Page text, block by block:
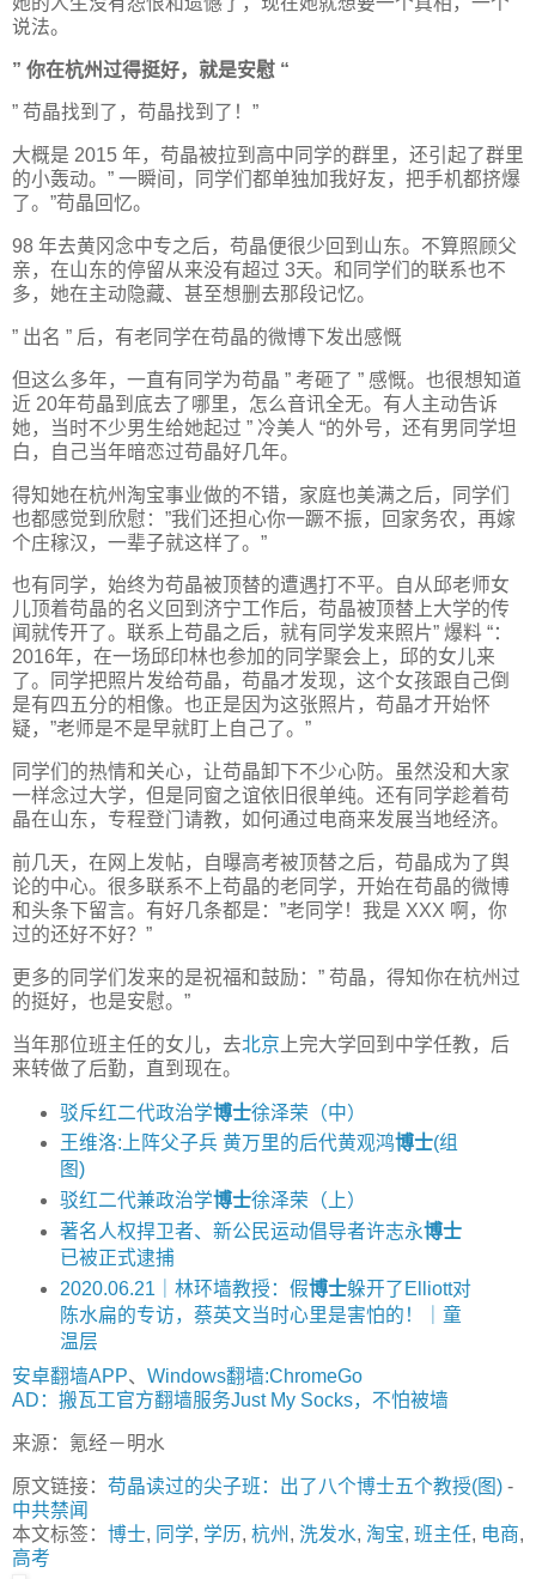
说法。
” 你在杭州过得挺好，就是安慰 “
” 苟晶找到了，苟晶找到了！”
大概是 2015 年，苟晶被拉到高中同学的群里，还引起了群里
的小轰动。” 一瞬间，同学们都单独加我好友，把手机都挤爆
了。”苟晶回忆。
98 年去黄冈念中专之后，苟晶便很少回到山东。不算照顾父
亲，在山东的停留从来没有超过 3天。和同学们的联系也不
多，她在主动隐藏、甚至想删去那段记忆。
” 出名 ” 后，有老同学在苟晶的微博下发出感慨
但这么多年，一直有同学为苟晶 ” 考砸了 ” 感慨。也很想知道
近 20年苟晶到底去了哪里，怎么音讯全无。有人主动告诉
她，当时不少男生给她起过 ” 冷美人 “的外号，还有男同学坦
白，自己当年暗恋过苟晶好几年。
得知她在杭州淘宝事业做的不错，家庭也美满之后，同学们
也都感觉到欣慰：”我们还担心你一蹶不振，回家务农，再嫁
个庄稼汉，一辈子就这样了。”
也有同学，始终为苟晶被顶替的遭遇打不平。自从邱老师女
儿顶着苟晶的名义回到济宁工作后，苟晶被顶替上大学的传
闻就传开了。联系上苟晶之后，就有同学发来照片” 爆料 “：
2016年，在一场邱印林也参加的同学聚会上，邱的女儿来
了。同学把照片发给苟晶，苟晶才发现，这个女孩跟自己倒
是有四五分的相像。也正是因为这张照片，苟晶才开始怀
疑，”老师是不是早就盯上自己了。”
同学们的热情和关心，让苟晶卸下不少心防。虽然没和大家
一样念过大学，但是同窗之谊依旧很单纯。还有同学趁着苟
晶在山东，专程登门请教，如何通过电商来发展当地经济。
前几天，在网上发帖，自曝高考被顶替之后，苟晶成为了舆
论的中心。很多联系不上苟晶的老同学，开始在苟晶的微博
和头条下留言。有好几条都是：”老同学！我是 XXX 啊，你
过的还好不好？”
更多的同学们发来的是祝福和鼓励：” 苟晶，得知你在杭州过
的挺好，也是安慰。”
当年那位班主任的女儿，去北京 上完大学回到中学任教，后
来转做了后勤，直到现在。
驳斥红二代政治学博士徐泽荣（中）
王维洛:上阵父子兵 黄万里的后代黄观鸿博士(组
图)
驳红二代兼政治学博士徐泽荣（上）
著名人权捍卫者、新公民运动倡导者许志永博士
已被正式逮捕
2020.06.21｜林环墙教授：假博士躲开了Elliott对
陈水扁的专访，蔡英文当时心里是害怕的！｜童
温层
安卓翻墙APP、 Windows翻墙:ChromeGo
AD：搬瓦工官方翻墙服务Just My Socks，不怕被墙
来源：氪经－明水
原文链接： 苟晶读过的尖子班：出了八个博士五个教授(图) -
中共禁闻
本文标签： 博士, 同学, 学历, 杭州 , 洗发水, 淘宝, 班主任, 电商,
高考